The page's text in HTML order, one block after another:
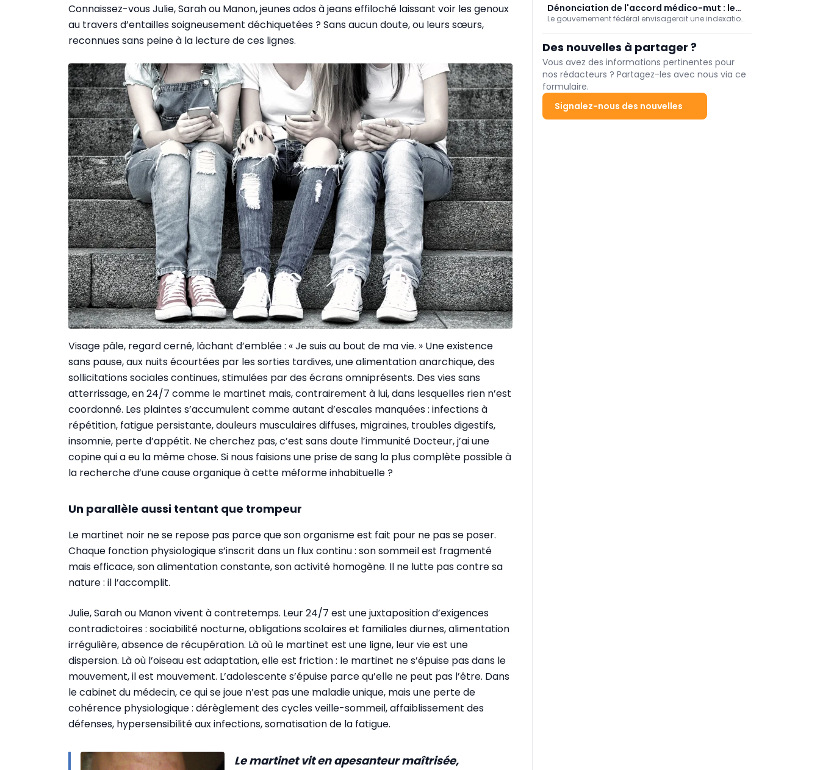
Connaissez-vous Julie, Sarah ou Manon, jeunes ados à jeans effiloché laissant voir les genoux
au travers d’entailles soigneusement déchiquetées ? Sans aucun doute, ou leurs sœurs,
reconnues sans peine à la lecture de ces lignes.
Visage pâle, regard cerné, lâchant d’emblée : « Je suis au bout de ma vie. » Une existence
sans pause, aux nuits écourtées par les sorties tardives, une alimentation anarchique, des
sollicitations sociales continues, stimulées par des écrans omniprésents. Des vies sans
atterrissage, en 24/7 comme le martinet mais, contrairement à lui, dans lesquelles rien n’est
coordonné. Les plaintes s’accumulent comme autant d’escales manquées : infections à
répétition, fatigue persistante, douleurs musculaires diffuses, migraines, troubles digestifs,
insomnie, perte d’appétit. Ne cherchez pas, c’est sans doute l’immunité Docteur, j’ai une
copine qui a eu la même chose. Si nous faisions une prise de sang la plus complète possible à
la recherche d’une cause organique à cette méforme inhabituelle ?
Un parallèle aussi tentant que trompeur
Le martinet noir ne se repose pas parce que son organisme est fait pour ne pas se poser.
Chaque fonction physiologique s’inscrit dans un flux continu : son sommeil est fragmenté
mais efficace, son alimentation constante, son activité homogène. Il ne lutte pas contre sa
nature : il l’accomplit.
Julie, Sarah ou Manon vivent à contretemps. Leur 24/7 est une juxtaposition d’exigences
contradictoires : sociabilité nocturne, obligations scolaires et familiales diurnes, alimentation
irrégulière, absence de récupération. Là où le martinet est une ligne, leur vie est une
dispersion. Là où l’oiseau est adaptation, elle est friction : le martinet ne s’épuise pas dans le
mouvement, il est mouvement. L’adolescente s’épuise parce qu’elle ne peut pas l’être. Dans
le cabinet du médecin, ce qui se joue n’est pas une maladie unique, mais une perte de
cohérence physiologique : dérèglement des cycles veille-sommeil, affaiblissement des
défenses, hypersensibilité aux infections, somatisation de la fatigue.
Le martinet vit en apesanteur maîtrisée,
récompenser les travaux de fin d'études (TFE) de six
jeunes médecins francophones sélectionnés par
leurs universités respectives.
Dénonciation de l'accord médico-mut : le
GBO met en garde contre un saut d’index
des honoraires médicaux
Le gouvernement fédéral envisagerait une indexation
omnipraticiens (GBO) redoute qu’une telle mesure
linéaire ne réduise la rémunération des médecins.
Des nouvelles à partager ?
Vous avez des informations pertinentes pour
nos rédacteurs ? Partagez-les avec nous via ce
formulaire.
Signalez-nous des nouvelles